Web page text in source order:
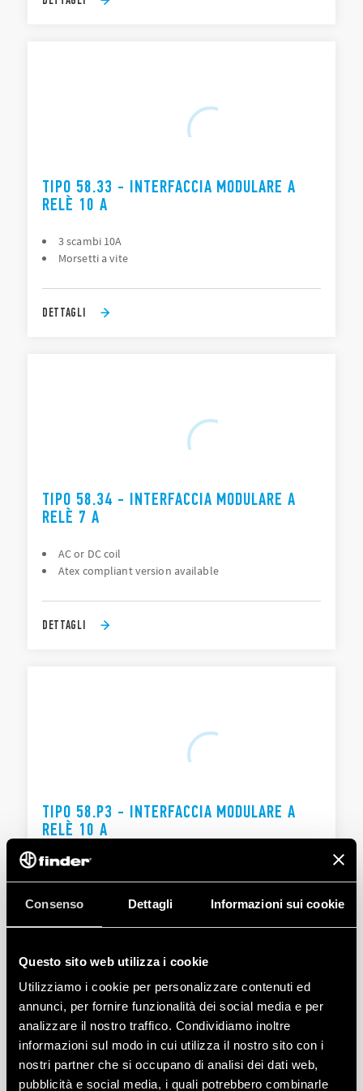
Consenso Dettagli Informazioni sui cookie
Questo sito web utilizza i cookie
Utilizziamo i cookie per personalizzare contenuti ed
annunci, per fornire funzionalità dei social media e per
analizzare il nostro traffico. Condividiamo inoltre
informazioni sul modo in cui utilizza il nostro sito con i
nostri partner che si occupano di analisi dei dati web,
pubblicità e social media, i quali potrebbero combinarle
TIPO 58.33 - INTERFACCIA MODULARE A
RELÈ 10 A
3 scambi 10A
Morsetti a vite
DETTAGLI
TIPO 58.34 - INTERFACCIA MODULARE A
RELÈ 7 A
AC or DC coil
Atex compliant version available
DETTAGLI
TIPO 58.P3 - INTERFACCIA MODULARE A
RELÈ 10 A
3 scambi 10 A
Morsetti Push-in